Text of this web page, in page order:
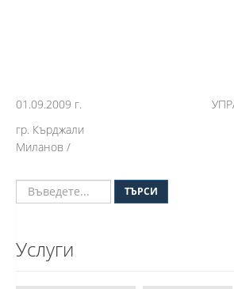
01.09.2009 г.
гр. Кърджали /
Миланов /
ТЪРСИ
Услуги